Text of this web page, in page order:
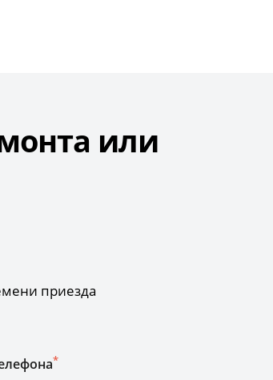
или
приезда
*